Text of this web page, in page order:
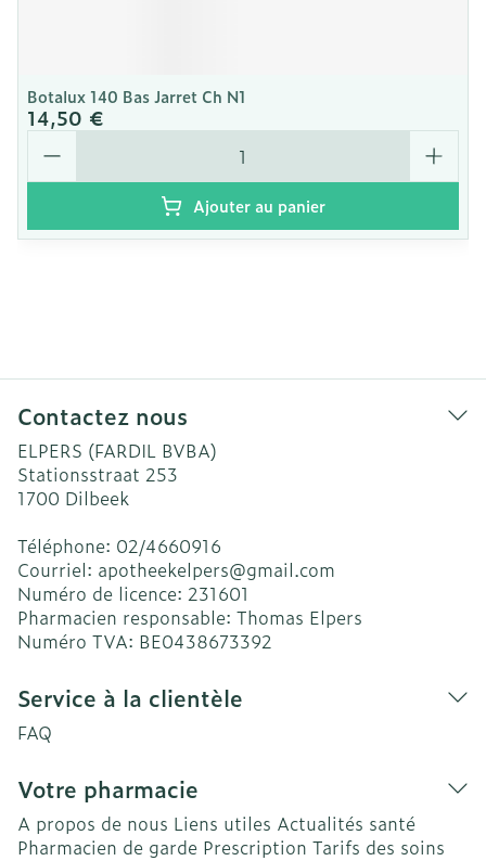
Botalux 140 Bas Jarret Ch N1
14,50 €
Quantité
Ajouter au panier
Contactez nous
ELPERS (FARDIL BVBA)
Stationsstraat 253
1700 Dilbeek
Téléphone: 02/4660916
Courriel: apotheekelpers@gmail.com
Numéro de licence: 231601
Pharmacien responsable: Thomas Elpers
Numéro TVA: BE0438673392
Service à la clientèle
FAQ
Votre pharmacie
A propos de nous Liens utiles Actualités santé
Pharmacien de garde Prescription Tarifs des soins